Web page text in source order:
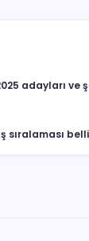
adayları ve
sıralaması